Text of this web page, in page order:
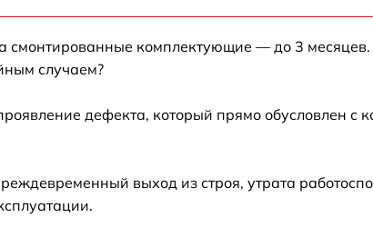
смонтированные комплектующие — до 3 месяцев.
случаем?
дефекта, который прямо обусловлен
выход из строя, утрата